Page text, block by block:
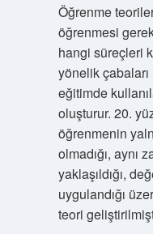
Öğrenme
öğrenmesi
hangi süreçleri
yönelik
eğitimde
oluşturur. 20.
öğrenmenin
olmadığı, aynı
yaklaşıldığı,
uygulandığı
teori